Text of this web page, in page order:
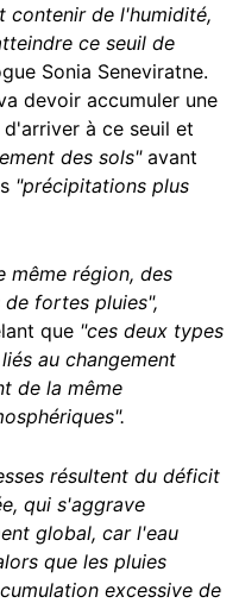
contenir de l'humidité,
ce seuil de
Sonia Seneviratne.
devoir accumuler une
à ce seuil et
des sols"avant
"précipitations plus
même région, des
de fortes pluies",
que "ces deux types
au changement
de la même
résultent du déficit
qui s'aggrave
global, car l'eau
que les pluies
excessive de